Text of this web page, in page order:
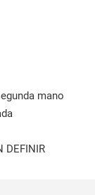
mano
DEFINIR